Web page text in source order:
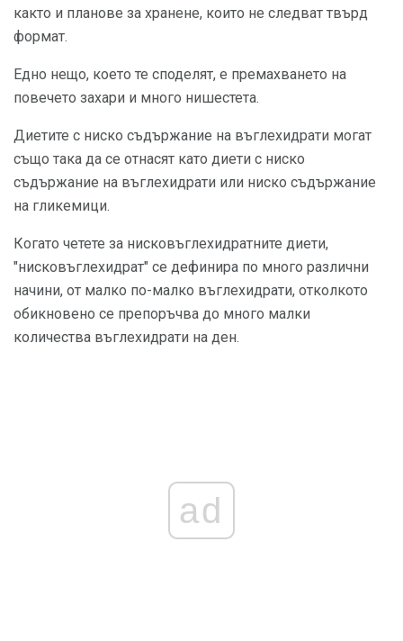
както и планове за хранене, които не следват твърд
формат.
Едно нещо, което те споделят, е премахването на
повечето захари и много нишестета.
Диетите с ниско съдържание на въглехидрати могат
също така да се отнасят като диети с ниско
съдържание на въглехидрати или ниско съдържание
на гликемици.
Когато четете за нисковъглехидратните диети,
"нисковъглехидрат" се дефинира по много различни
начини, от малко по-малко въглехидрати, отколкото
обикновено се препоръчва до много малки
количества въглехидрати на ден.
ad